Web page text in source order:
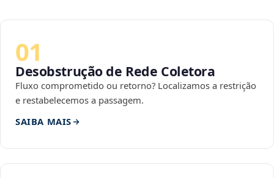
01
Desobstrução de Rede Coletora
Fluxo comprometido ou retorno? Localizamos a restrição
e restabelecemos a passagem.
SAIBA MAIS